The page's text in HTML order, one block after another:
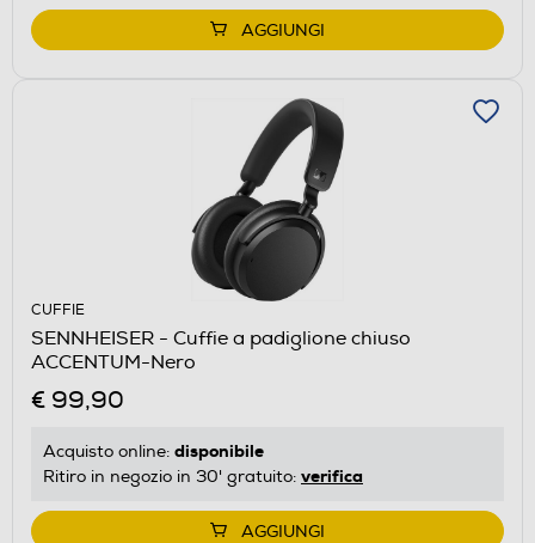
AGGIUNGI
CUFFIE
SENNHEISER - Cuffie a padiglione chiuso
ACCENTUM-Nero
€ 99,90
Acquisto online: disponibile
Ritiro in negozio in 30' gratuito: verifica
AGGIUNGI